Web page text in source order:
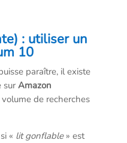
: utiliser un
10
paraître, il existe
sur Amazon
de recherches
« lit gonflable» est